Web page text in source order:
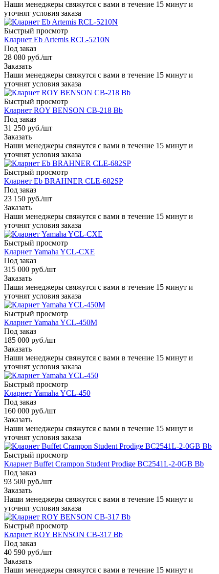
Наши менеджеры свяжутся с вами в течение 15 минут и
уточнят условия заказа
Быстрый просмотр
Кларнет Eb Artemis RCL-5210N
Под заказ
28 080 руб./шт
Заказать
Наши менеджеры свяжутся с вами в течение 15 минут и
уточнят условия заказа
Быстрый просмотр
Кларнет ROY BENSON CB-218 Bb
Под заказ
31 250 руб./шт
Заказать
Наши менеджеры свяжутся с вами в течение 15 минут и
уточнят условия заказа
Быстрый просмотр
Кларнет Eb BRAHNER CLE-682SP
Под заказ
23 150 руб./шт
Заказать
Наши менеджеры свяжутся с вами в течение 15 минут и
уточнят условия заказа
Быстрый просмотр
Кларнет Yamaha YCL-CXE
Под заказ
315 000 руб./шт
Заказать
Наши менеджеры свяжутся с вами в течение 15 минут и
уточнят условия заказа
Быстрый просмотр
Кларнет Yamaha YCL-450M
Под заказ
185 000 руб./шт
Заказать
Наши менеджеры свяжутся с вами в течение 15 минут и
уточнят условия заказа
Быстрый просмотр
Кларнет Yamaha YCL-450
Под заказ
160 000 руб./шт
Заказать
Наши менеджеры свяжутся с вами в течение 15 минут и
уточнят условия заказа
Быстрый просмотр
Кларнет Buffet Crampon Student Prodige BC2541L-2-0GB Bb
Под заказ
93 500 руб./шт
Заказать
Наши менеджеры свяжутся с вами в течение 15 минут и
уточнят условия заказа
Быстрый просмотр
Кларнет ROY BENSON CB-317 Bb
Под заказ
40 590 руб./шт
Заказать
Наши менеджеры свяжутся с вами в течение 15 минут и